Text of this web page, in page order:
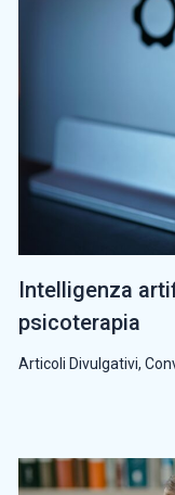
Intelligenza
psicoterapia
Articoli Divulgativi,